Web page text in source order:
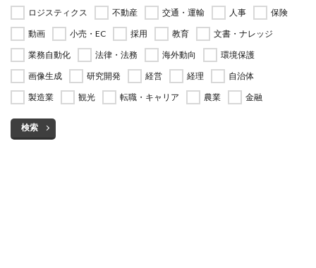
ロジスティクス 不動産 交通・運輸 人事
保険
動画
小売・EC 採用 教育
文書・ナレッジ
業務自動化
法律・法務 海外動向
環境保護
画像生成
研究開発 経営 経理
自治体
製造業
観光 転職・キャリア 農業 金融
検索